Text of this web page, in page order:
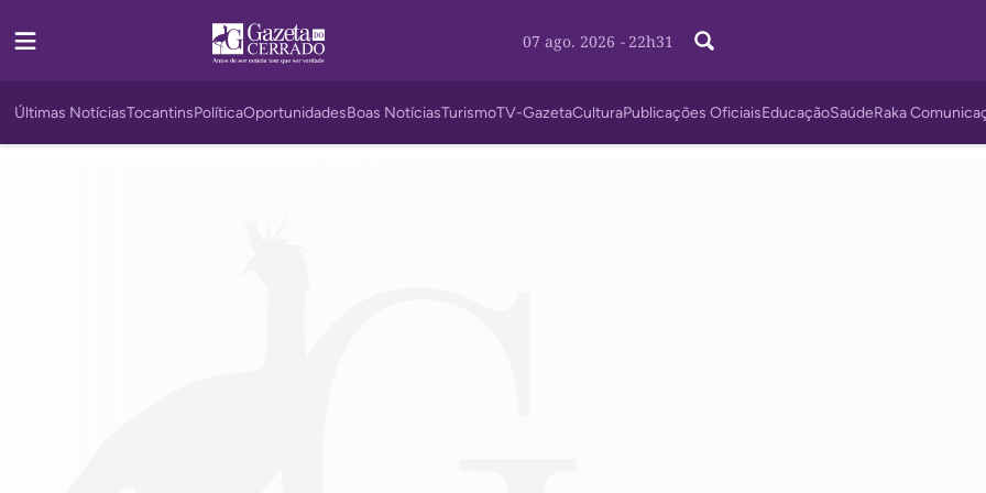
07 ago. 2026 - 22h31
Últimas NotíciasTocantinsPolíticaOportunidadesBoas NotíciasTurismoTV-GazetaCulturaPublicações OficiaisEducaçãoSaúdeRaka